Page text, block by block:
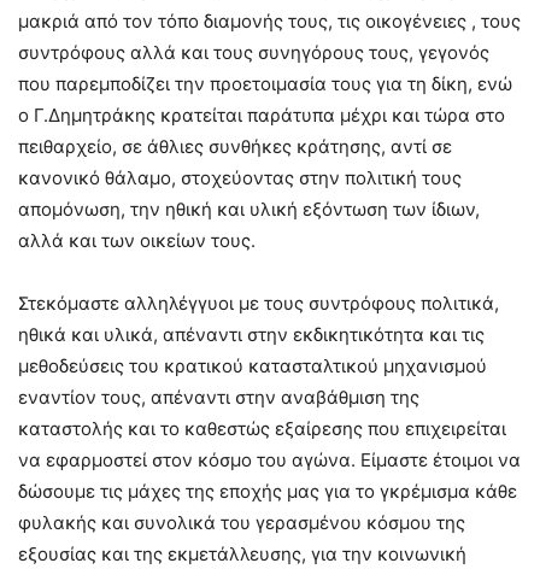
μακριά από τον τόπο διαμονής τους, τις οικογένειες , τους
συντρόφους αλλά και τους συνηγόρους τους, γεγονός
που παρεμποδίζει την προετοιμασία τους για τη δίκη, ενώ
ο Γ.Δημητράκης κρατείται παράτυπα μέχρι και τώρα στο
πειθαρχείο, σε άθλιες συνθήκες κράτησης, αντί σε
κανονικό θάλαμο, στοχεύοντας στην πολιτική τους
απομόνωση, την ηθική και υλική εξόντωση των ίδιων,
αλλά και των οικείων τους.
Στεκόμαστε αλληλέγγυοι με τους συντρόφους πολιτικά,
ηθικά και υλικά, απέναντι στην εκδικητικότητα και τις
μεθοδεύσεις του κρατικού κατασταλτικού μηχανισμού
εναντίον τους, απέναντι στην αναβάθμιση της
καταστολής και το καθεστώς εξαίρεσης που επιχειρείται
να εφαρμοστεί στον κόσμο του αγώνα. Είμαστε έτοιμοι να
δώσουμε τις μάχες της εποχής μας για το γκρέμισμα κάθε
φυλακής και συνολικά του γερασμένου κόσμου της
εξουσίας και της εκμετάλλευσης, για την κοινωνική